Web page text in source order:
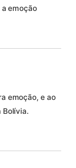
emoção
emoção, e ao